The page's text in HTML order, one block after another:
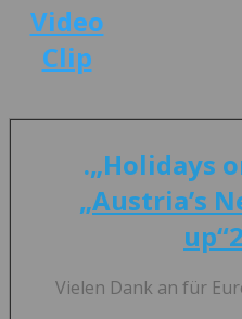
Video
Clip
.„Holidays
„Austria’s
Vielen Dank an für